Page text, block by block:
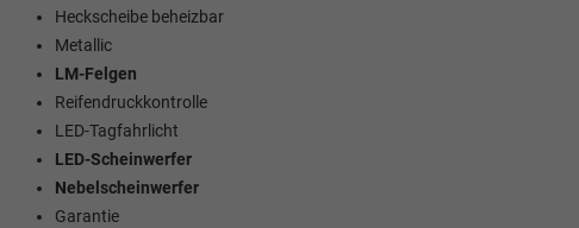
Heckscheibe beheizbar
Metallic
LM-Felgen
Reifendruckkontrolle
LED-Tagfahrlicht
LED-Scheinwerfer
Nebelscheinwerfer
Garantie